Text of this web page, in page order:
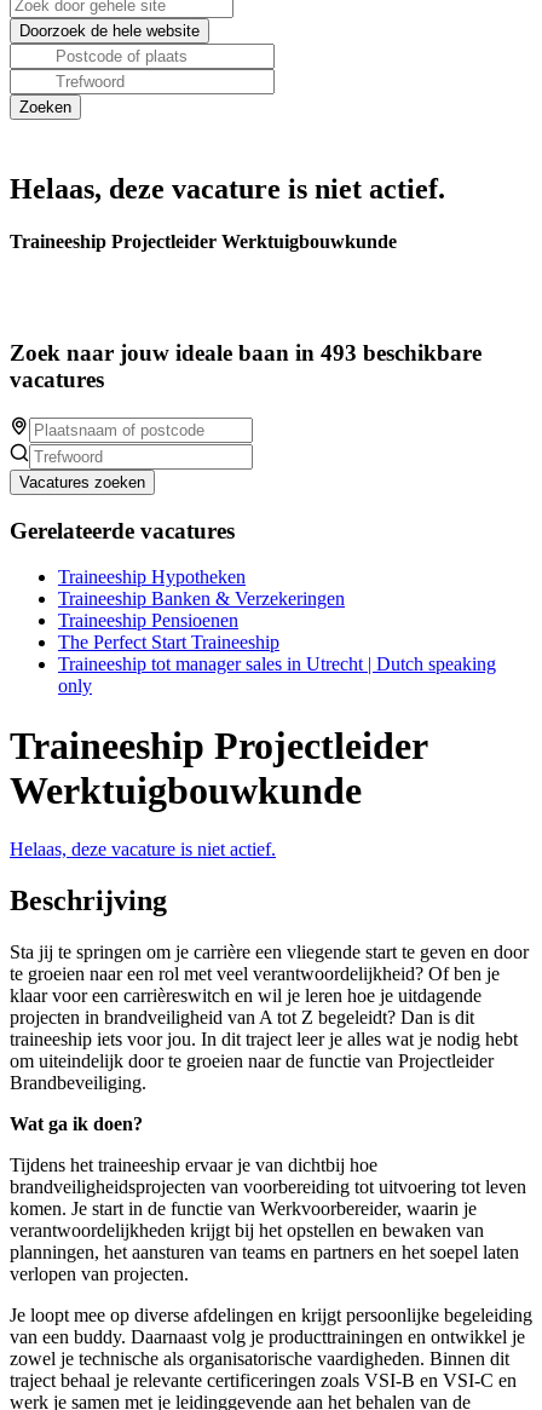
Helaas, deze vacature is niet actief.
Traineeship Projectleider Werktuigbouwkunde
Zoek naar jouw ideale baan in 493 beschikbare
vacatures
Vacatures zoeken
Gerelateerde vacatures
Traineeship Hypotheken
Traineeship Banken & Verzekeringen
Traineeship Pensioenen
The Perfect Start Traineeship
Traineeship tot manager sales in Utrecht | Dutch speaking
only
Traineeship Projectleider
Werktuigbouwkunde
Helaas, deze vacature is niet actief.
Beschrijving
Sta jij te springen om je carrière een vliegende start te geven en door
te groeien naar een rol met veel verantwoordelijkheid? Of ben je
klaar voor een carrièreswitch en wil je leren hoe je uitdagende
projecten in brandveiligheid van A tot Z begeleidt? Dan is dit
traineeship iets voor jou. In dit traject leer je alles wat je nodig hebt
om uiteindelijk door te groeien naar de functie van Projectleider
Brandbeveiliging.
Wat ga ik doen?
Tijdens het traineeship ervaar je van dichtbij hoe
brandveiligheidsprojecten van voorbereiding tot uitvoering tot leven
komen. Je start in de functie van Werkvoorbereider, waarin je
verantwoordelijkheden krijgt bij het opstellen en bewaken van
planningen, het aansturen van teams en partners en het soepel laten
verlopen van projecten.
Je loopt mee op diverse afdelingen en krijgt persoonlijke begeleiding
van een buddy. Daarnaast volg je producttrainingen en ontwikkel je
zowel je technische als organisatorische vaardigheden. Binnen dit
traject behaal je relevante certificeringen zoals VSI-B en VSI-C en
werk je samen met je leidinggevende aan het behalen van de